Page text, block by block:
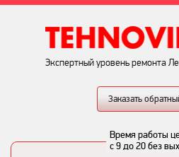
Экспертный уровень ремонта
Заказать
Время работы
с 9 до 20 без